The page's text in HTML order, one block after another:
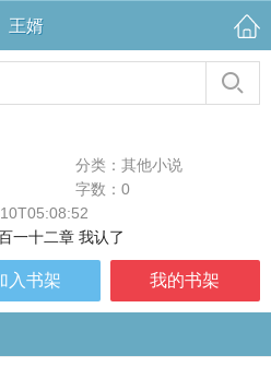
王婿
分类：其他小说
字数：0
一十二章 我认了
入书架 我的书架